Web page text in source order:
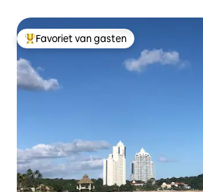
Topfavoriet van gasten
Favoriet van gasten